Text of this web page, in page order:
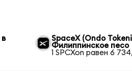
в
SpaceX (Ondo
Филиппинское песо
1 SPCXon равен 6